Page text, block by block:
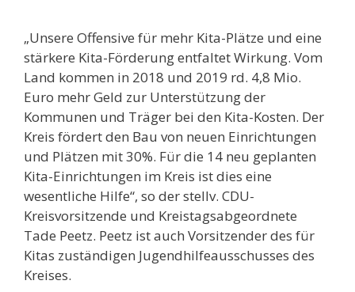
„Unsere Offensive für mehr Kita-Plätze und eine
stärkere Kita-Förderung entfaltet Wirkung. Vom
Land kommen in 2018 und 2019 rd. 4,8 Mio.
Euro mehr Geld zur Unterstützung der
Kommunen und Träger bei den Kita-Kosten. Der
Kreis fördert den Bau von neuen Einrichtungen
und Plätzen mit 30%. Für die 14 neu geplanten
Kita-Einrichtungen im Kreis ist dies eine
wesentliche Hilfe“, so der stellv. CDU-
Kreisvorsitzende und Kreistagsabgeordnete
Tade Peetz. Peetz ist auch Vorsitzender des für
Kitas zuständigen Jugendhilfeausschusses des
Kreises.